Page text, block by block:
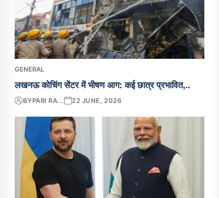
GENERAL
लखनऊ कोचिंग सेंटर में भीषण आग: कई छात्र प्रभावित,..
BYPARI RA... 22 JUNE, 2026